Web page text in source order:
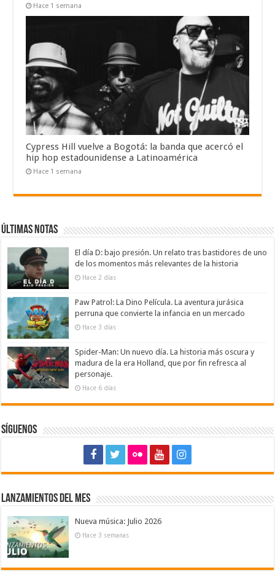
Hace 1 semana
Cypress Hill vuelve a Bogotá: la banda que acercó el
hip hop estadounidense a Latinoamérica
Hace 1 semana
Últimas notas
El día D: bajo presión. Un relato tras bastidores de uno
de los momentos más relevantes de la historia
Hace 2 días
Paw Patrol: La Dino Película. La aventura jurásica
perruna que convierte la infancia en un mercado
Hace 3 días
Spider-Man: Un nuevo día. La historia más oscura y
madura de la era Holland, que por fin refresca al
personaje.
Hace 6 días
Síguenos
Lanzamientos del mes
Nueva música: Julio 2026
Hace 3 semanas